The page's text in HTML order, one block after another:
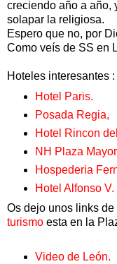
creciendo año a año,
solapar la religiosa.
Espero que no, por
Como veís de SS en
Hoteles interesantes :
Hotel Paris.
Posada Regia,
Hotel Rincon
NH Plaza
Hospederia
Hotel Alfonso V.
Os dejo unos links
turismo esta en la
Video de León.